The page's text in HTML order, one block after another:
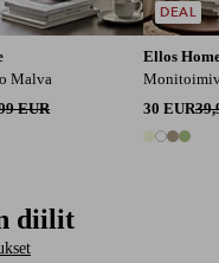
Malva
EUR
Ellos
30 EUR
4 värejä
DEAL
diilit